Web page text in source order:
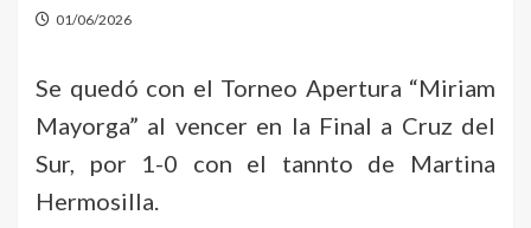
01/06/2026
Se quedó con el Torneo Apertura “Miriam
Mayorga” al vencer en la Final a Cruz del
Sur, por 1-0 con el tannto de Martina
Hermosilla.